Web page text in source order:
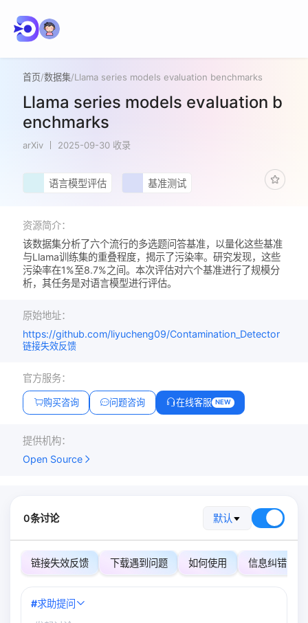
首页/数据集/Llama series models evaluation benchmarks
Llama series models evaluation b
enchmarks
arXiv 2025-09-30 收录
语言模型评估 基准测试
资源简介：
该数据集分析了六个流行的多选题问答基准，以量化这些基准
与Llama训练集的重叠程度，揭示了污染率。研究发现，这些
污染率在1%至8.7%之间。本次评估对六个基准进行了规模分
析，其任务是对语言模型进行评估。
原始地址：
https://github.com/liyucheng09/Contamination_Detector
链接失效反馈
官方服务：
购买咨询 问题咨询 在线客服 NEW
提供机构：
Open Source
0条讨论 默认
链接失效反馈 下载遇到问题 如何使用 信息纠错
#求助提问